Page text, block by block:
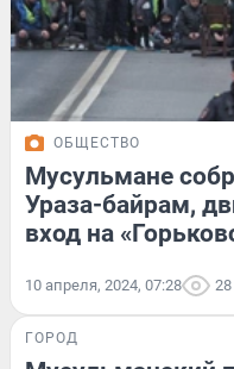
ОБЩЕСТВО
Мусульмане
Ураза-байрам,
вход на
10 апреля, 2024, 07:28
ГОРОД